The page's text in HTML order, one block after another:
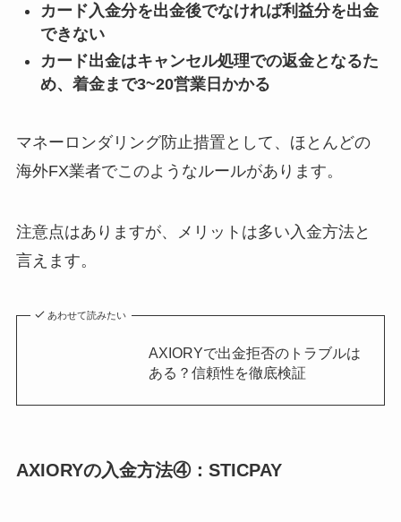
カード入金分を出金後でなければ利益分を出金
できない
カード出金はキャンセル処理での返金となるた
め、着金まで3~20営業日かかる
マネーロンダリング防止措置として、ほとんどの
海外FX業者でこのようなルールがあります。
注意点はありますが、メリットは多い入金方法と
言えます。
あわせて読みたい
AXIORYで出金拒否のトラブルは
ある？信頼性を徹底検証
AXIORYの入金方法④：STICPAY